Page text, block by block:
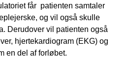
får patienten samtaler
og vil også skulle
Derudover vil patienten også
hjertekardiogram (EKG) og
en del af forløbet.